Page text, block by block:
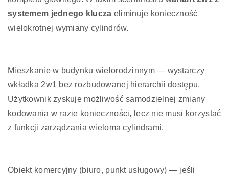
systemem jednego klucza eliminuje konieczność
wielokrotnej wymiany cylindrów.
Mieszkanie w budynku wielorodzinnym — wystarczy
wkładka 2w1 bez rozbudowanej hierarchii dostępu.
Użytkownik zyskuje możliwość samodzielnej zmiany
kodowania w razie konieczności, lecz nie musi korzystać
z funkcji zarządzania wieloma cylindrami.
Obiekt komercyjny (biuro, punkt usługowy) — jeśli